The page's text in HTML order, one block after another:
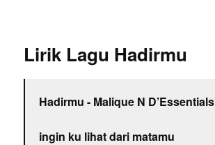
Lirik Lagu Hadirmu
Hadirmu - Malique N D’Essentials
ingin ku lihat dari matamu